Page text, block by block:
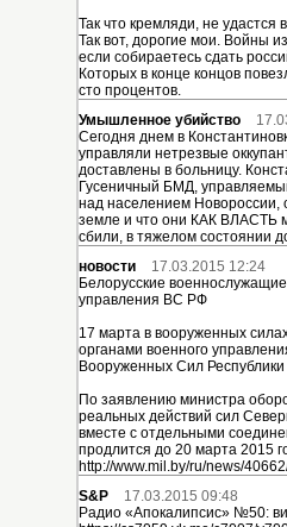
Так что кремляди, не
Так вот, дорогие мои. Войны
если собираетесь сдать
Которых в конце концов
сто процентов.
Умышленное убийство
Сегодня днем в
управляли нетрезвые
доставлены в больницу.
Гусеничный БМД,
над населением Новороссии,
земле и что они КАК ВЛАСТЬ
сбили, в тяжелом состоянии
новости
17.03.2015 12:24
Белорусские
управления ВС РФ
17 марта в вооруженных
органами военного
Вооруженных Сил
По заявлению министра
реальных действий сил
вместе с отдельными
продлится до 20 марта 2015
http://www.mil.by/ru/news/
S&P
17.03.2015 09:48
Радио «Апокалипсис» №50: